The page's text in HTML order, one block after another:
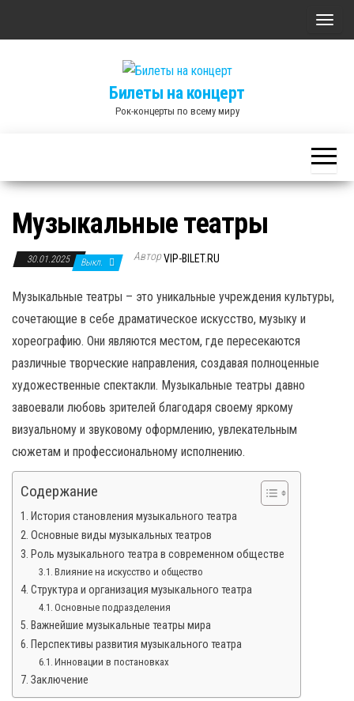
П
т
ь
Билеты на концерт
Рок-концерты по всему миру
Музыкальные театры
30.01.2025 Выкл. АвторVIP-BILET.RU
Музыкальные театры – это уникальные учреждения культуры,
сочетающие в себе драматическое искусство, музыку и
хореографию. Они являются местом, где пересекаются
различные творческие направления, создавая полноценные
художественные спектакли. Музыкальные театры давно
завоевали любовь зрителей благодаря своему яркому
визуальному и звуковому оформлению, увлекательным
сюжетам и профессиональному исполнению.
Содержание
История становления музыкального театра
Основные виды музыкальных театров
Роль музыкального театра в современном обществе
Влияние на искусство и общество
Структура и организация музыкального театра
Основные подразделения
Важнейшие музыкальные театры мира
Перспективы развития музыкального театра
Инновации в постановках
Заключение